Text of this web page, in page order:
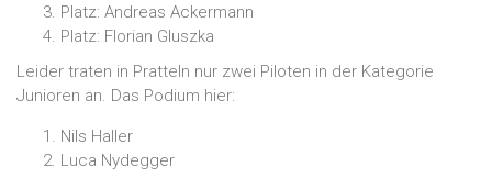
Platz: Andreas Ackermann
Platz: Florian Gluszka
Leider traten in Pratteln nur zwei Piloten in der Kategorie
Junioren an. Das Podium hier:
Nils Haller
Luca Nydegger